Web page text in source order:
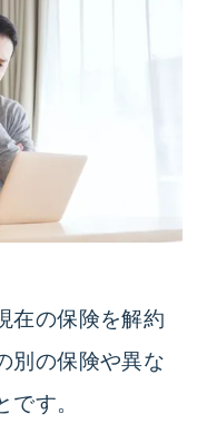
在の保険を解約
別の保険や異な
です。